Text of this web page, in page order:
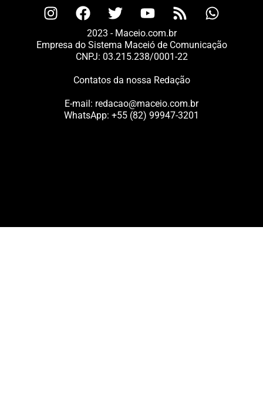
2023 - Maceio.com.br
Empresa do Sistema Maceió de Comunicação
CNPJ: 03.215.238/0001-22
Contatos da nossa Redação
E-mail: redacao@maceio.com.br
WhatsApp: +55 (82) 99947-3201